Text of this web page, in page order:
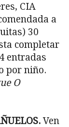
CIA
a
30
completar
entradas
por niño.
O
Ven